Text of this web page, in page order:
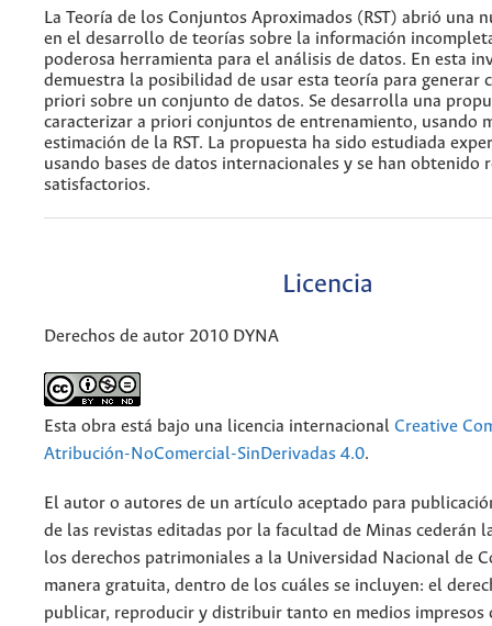
La Teoría de los Conjuntos Aproximados (RST) abrió una
en el desarrollo de teorías sobre la información
poderosa herramienta para el análisis de datos. En esta
demuestra la posibilidad de usar esta teoría para generar
priori sobre un conjunto de datos. Se desarrolla una
caracterizar a priori conjuntos de entrenamiento, usando
estimación de la RST. La propuesta ha sido estudiada
usando bases de datos internacionales y se han obtenido
satisfactorios.
Licencia
Derechos de autor 2010 DYNA
Esta obra está bajo una licencia internacional Creative
Atribución-NoComercial-SinDerivadas 4.0.
El autor o autores de un artículo aceptado para
de las revistas editadas por la facultad de Minas cederán
los derechos patrimoniales a la Universidad Nacional de
manera gratuita, dentro de los cuáles se incluyen: el
publicar, reproducir y distribuir tanto en medios impresos